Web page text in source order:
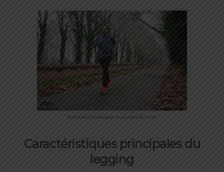
Maillot manches longues et pantalon de course
Caractéristiques principales du
legging